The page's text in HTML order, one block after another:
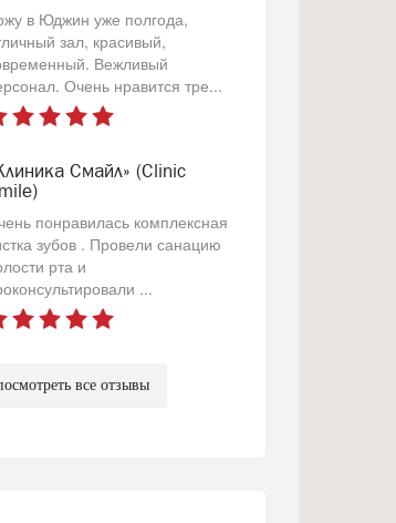
в Юджин уже полгода,
зал, красивый,
Вежливый
Очень нравится тре...
Смайл» (Clinic
понравилась комплексная
зубов . Провели санацию
рта и
...
все отзывы